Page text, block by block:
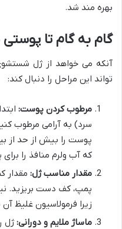
بهره مند شد.
گام به گام تا
آنکه می خواهد از ژل
تواند این مراحل را دنبال کند:
مرطوب کردن پوست:
سرد) به آرامی مرطوب
پوست را بیش از حد از
که آب ولرم منافذ را
مقدار مناسب ژل: مقدار
پمپ، کف دست بریزید.
زیرا فرمولاسیون غلیظ
ماساژ ملایم و دورانی: ژل